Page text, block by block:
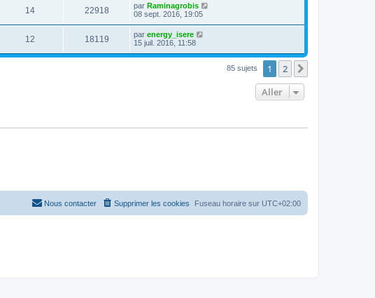
14 22918 par Raminagrobis
08 sept. 2016, 19:05
12 18119 par energy_isere
15 juil. 2016, 11:58
85 sujets 1 2
Aller
Fuseau horaire sur UTC+02:00
Supprimer les cookies
Nous contacter